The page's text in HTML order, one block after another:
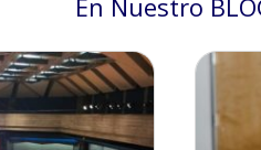
En Nuestro